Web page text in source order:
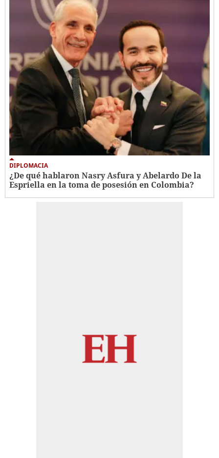
DIPLOMACIA
¿De qué hablaron Nasry Asfura y Abelardo De la
Espriella en la toma de posesión en Colombia?